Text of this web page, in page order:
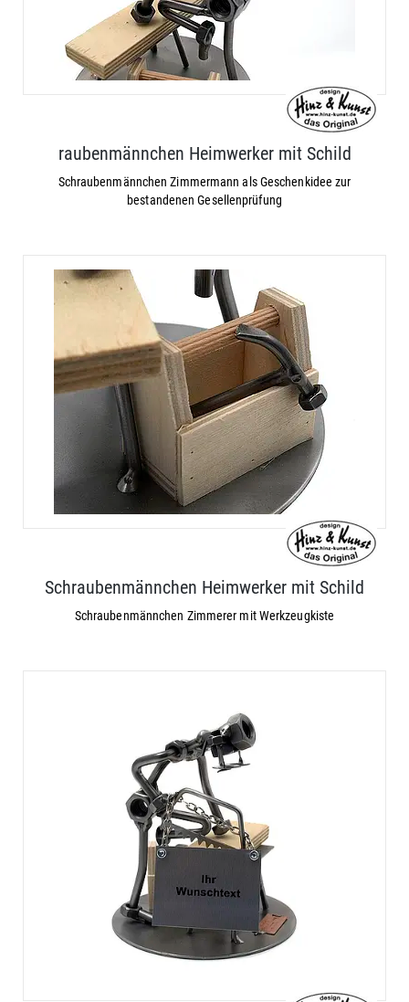
raubenmännchen Heimwerker mit Schild
Schraubenmännchen Zimmermann als Geschenkidee zur
bestandenen Gesellenprüfung
Schraubenmännchen Heimwerker mit Schild
Schraubenmännchen Zimmerer mit Werkzeugkiste